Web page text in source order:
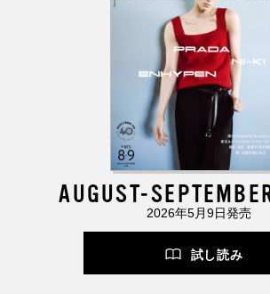
AUGUST-
2026年5月9日発売
試し読み